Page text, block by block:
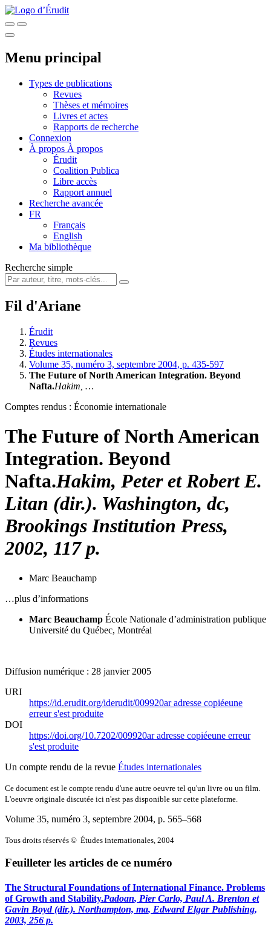
Menu principal
Types de publications
Revues
Thèses et mémoires
Livres et actes
Rapports de recherche
Connexion
À propos À propos
Érudit
Coalition Publica
Libre accès
Rapport annuel
Recherche avancée
FR
Français
English
Ma bibliothèque
Recherche simple
Fil d'Ariane
Érudit
Revues
Études internationales
Volume 35, numéro 3, septembre 2004, p. 435-597
The Future of North American Integration. Beyond
Nafta.Hakim , …
Comptes rendus : Économie internationale
The Future of North American
Integration. Beyond
Nafta.Hakim, Peter et Robert E.
Litan (dir.). Washington, dc,
Brookings Institution Press,
2002, 117 p.
Marc Beauchamp
…plus d’informations
Marc Beauchamp École Nationale d’administration publique
Université du Québec, Montréal
Diffusion numérique : 28 janvier 2005
URI
https://id.erudit.org/iderudit/009920aradresse copiéeune
erreur s'est produite
DOI
https://doi.org/10.7202/009920aradresse copiéeune erreur
s'est produite
Un compte rendu de la revue Études internationales
Ce document est le compte rendu d'une autre oeuvre tel qu'un livre ou un film.
L'oeuvre originale discutée ici n'est pas disponible sur cette plateforme.
Volume 35, numéro 3, septembre 2004, p. 565–568
Tous droits réservés © Études internationales, 2004
Feuilleter les articles de ce numéro
The Structural Foundations of International Finance. Problems
of Growth and Stability.Padoan, Pier Carlo, Paul A. Brenton et
Gavin Boyd(dir.). Northampton, ma, Edward Elgar Publishing,
2003, 256 p.